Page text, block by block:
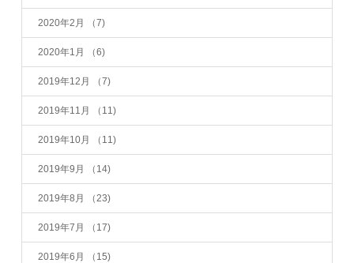
2020年2月 （7)
2020年1月 （6)
2019年12月 （7)
2019年11月 （11)
2019年10月 （11)
2019年9月 （14)
2019年8月 （23)
2019年7月 （17)
2019年6月 （15)